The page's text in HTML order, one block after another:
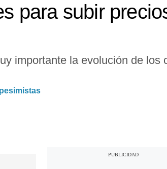
para subir
importante la evolución de los